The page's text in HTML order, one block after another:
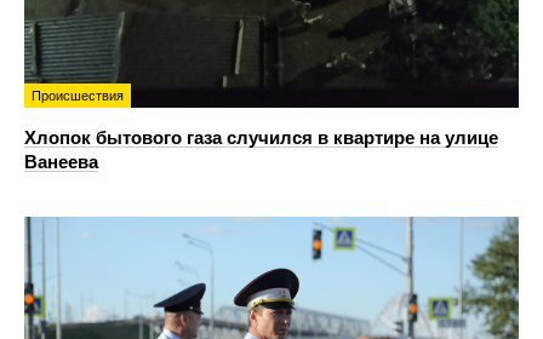
Происшествия
Хлопок бытового газа случился в квартире на улице
Ванеева